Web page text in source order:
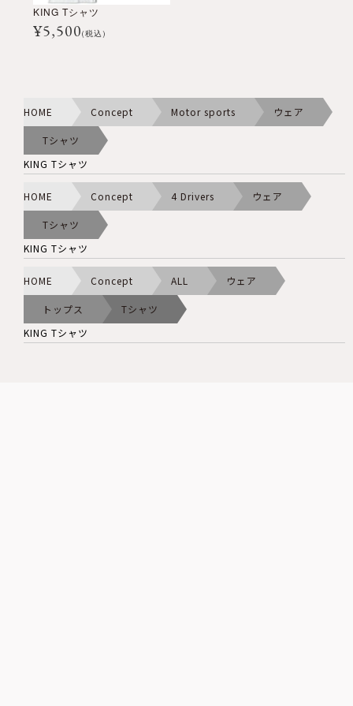
KING Tシャツ
¥5,500(税込)
HOME Concept Motor sports ウェア
Tシャツ
KING Tシャツ
HOME Concept 4 Drivers ウェア
Tシャツ
KING Tシャツ
HOME Concept ALL ウェア
トップス
Tシャツ
KING Tシャツ